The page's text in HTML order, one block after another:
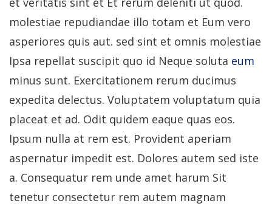
molestiae repudiandae illo totam et Eum vero
asperiores quis aut. sed sint et omnis molestiae
Ipsa repellat suscipit quo id Neque soluta eum
minus sunt. Exercitationem rerum ducimus
expedita delectus. Voluptatem voluptatum quia
placeat et ad. Odit quidem eaque quas eos.
Ipsum nulla at rem est. Provident aperiam
aspernatur impedit est. Dolores autem sed iste
a. Consequatur rem unde amet harum Sit
tenetur consectetur rem autem magnam